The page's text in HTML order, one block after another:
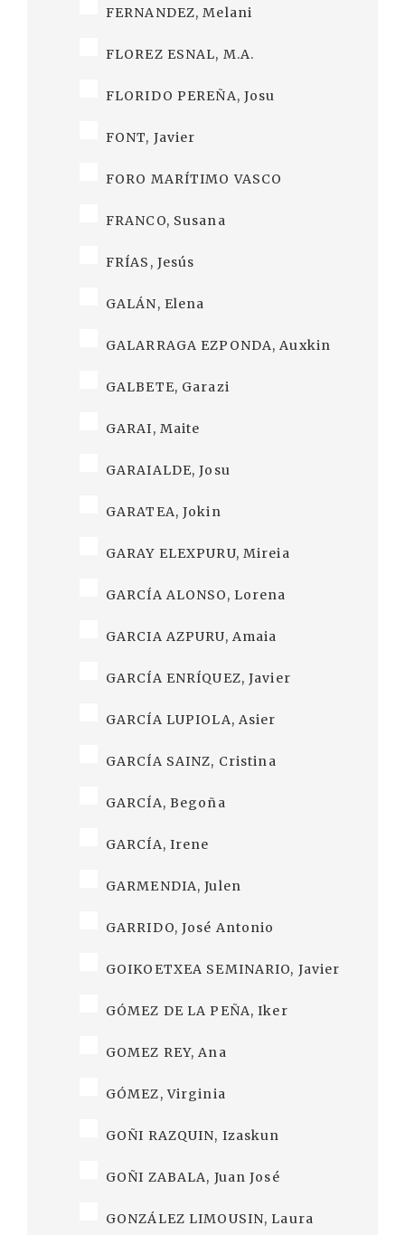
FERNANDEZ, Melani
FLOREZ ESNAL, M.A.
FLORIDO PEREÑA, Josu
FONT, Javier
FORO MARÍTIMO VASCO
FRANCO, Susana
FRÍAS, Jesús
GALÁN, Elena
GALARRAGA EZPONDA, Auxkin
GALBETE, Garazi
GARAI, Maite
GARAIALDE, Josu
GARATEA, Jokin
GARAY ELEXPURU, Mireia
GARCÍA ALONSO, Lorena
GARCIA AZPURU, Amaia
GARCÍA ENRÍQUEZ, Javier
GARCÍA LUPIOLA, Asier
GARCÍA SAINZ, Cristina
GARCÍA, Begoña
GARCÍA, Irene
GARMENDIA, Julen
GARRIDO, José Antonio
GOIKOETXEA SEMINARIO, Javier
GÓMEZ DE LA PEÑA, Iker
GOMEZ REY, Ana
GÓMEZ, Virginia
GOÑI RAZQUIN, Izaskun
GOÑI ZABALA, Juan José
GONZÁLEZ LIMOUSIN, Laura